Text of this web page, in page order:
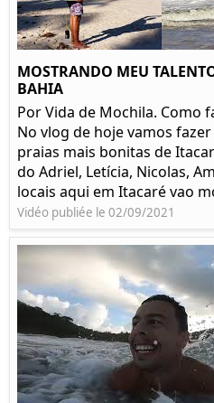
MOSTRANDO MEU
BAHIA
Por Vida de Mochila. Como
No vlog de hoje vamos
praias mais bonitas de
do Adriel, Letícia, Nicolas,
locais aqui em Itacaré vao
Vidéo publiée le 02/09/2021